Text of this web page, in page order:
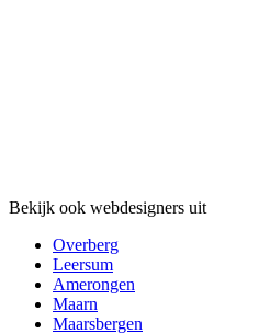
Bekijk ook webdesigners uit
Overberg
Leersum
Amerongen
Maarn
Maarsbergen